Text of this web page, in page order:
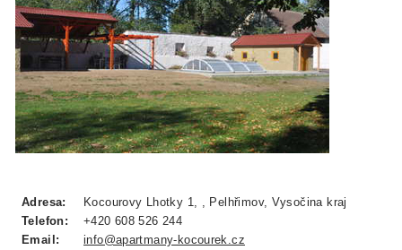
Adresa:
Kocourovy Lhotky 1, , Pelhřimov, Vysočina kraj
Telefon:
+420 608 526 244
Email:
info@apartmany-kocourek.cz